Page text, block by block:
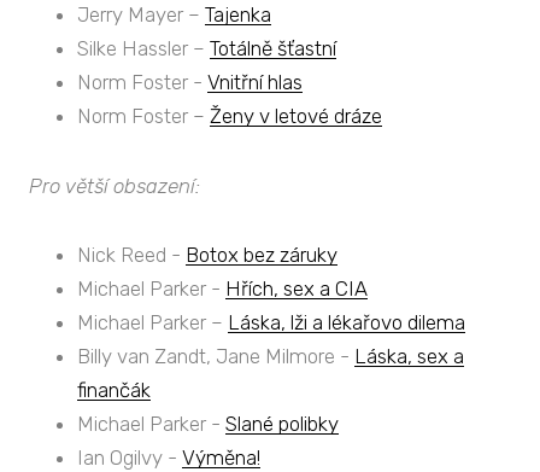
Jerry Mayer – Tajenka
Silke Hassler – Totálně šťastní
Norm Foster - Vnitřní hlas
Norm Foster – Ženy v letové dráze
Pro větší obsazení:
Nick Reed - Botox bez záruky
Michael Parker - Hřích, sex a CIA
Michael Parker – Láska, lži a lékařovo dilema
Billy van Zandt, Jane Milmore - Láska, sex a
finančák
Michael Parker - Slané polibky
Ian Ogilvy - Výměna!